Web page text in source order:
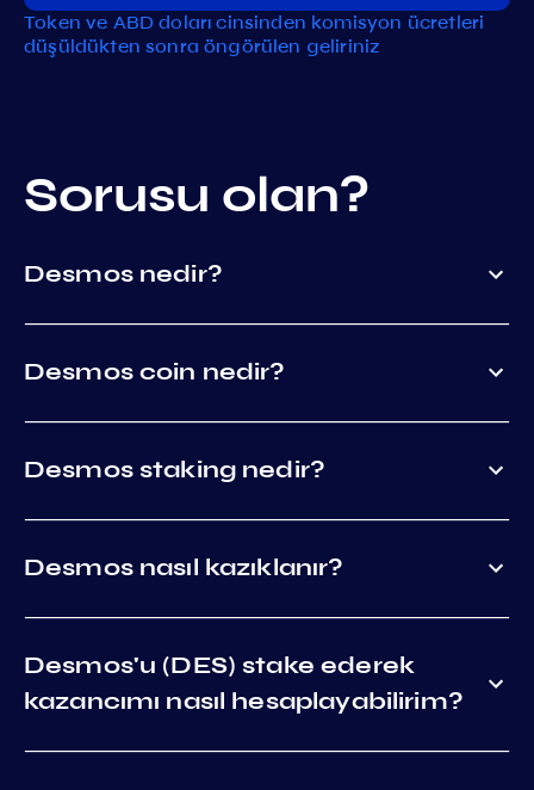
Token ve ABD doları cinsinden komisyon ücretleri
düşüldükten sonra öngörülen geliriniz
Sorusu olan?
Desmos nedir?
Desmos coin nedir?
Desmos staking nedir?
Desmos nasıl kazıklanır?
Desmos'u (DES) stake ederek
kazancımı nasıl hesaplayabilirim?